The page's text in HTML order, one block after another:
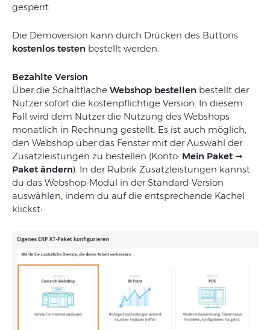
gesperrt.
Die Demoversion kann durch Drücken des Buttons
kostenlos testen bestellt werden.
Bezahlte Version
Über die Schaltfläche Webshop bestellen bestellt der
Nutzer sofort die kostenpflichtige Version. In diesem
Fall wird dem Nutzer die Nutzung des Webshops
monatlich in Rechnung gestellt. Es ist auch möglich,
den Webshop über das Fenster mit der Auswahl der
Zusatzleistungen zu bestellen (Konto: Mein Paket ➞
Paket ändern). In der Rubrik Zusatzleistungen kannst
du das Webshop-Modul in der Standard-Version
auswählen, indem du auf die entsprechende Kachel
klickst: